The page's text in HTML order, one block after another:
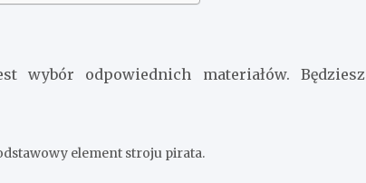
odpowiednich materiałów. Będziesz
element stroju pirata.